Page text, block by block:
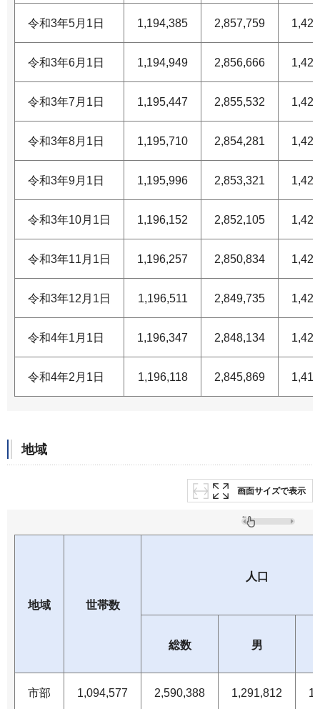
令和3年5月1日 1,194,385 2,857,759
令和3年6月1日 1,194,949 2,856,666
令和3年7月1日 1,195,447 2,855,532
令和3年8月1日 1,195,710 2,854,281
令和3年9月1日 1,195,996 2,853,321
令和3年10月1日 1,196,152 2,852,105
令和3年11月1日 1,196,257 2,850,834
令和3年12月1日 1,196,511 2,849,735
令和4年1月1日 1,196,347 2,848,134
令和4年2月1日 1,196,118 2,845,869
地域
画面サイズで表示
地域 世帯数
人口
総数 男
市部 1,094,577 2,590,388 1,291,812